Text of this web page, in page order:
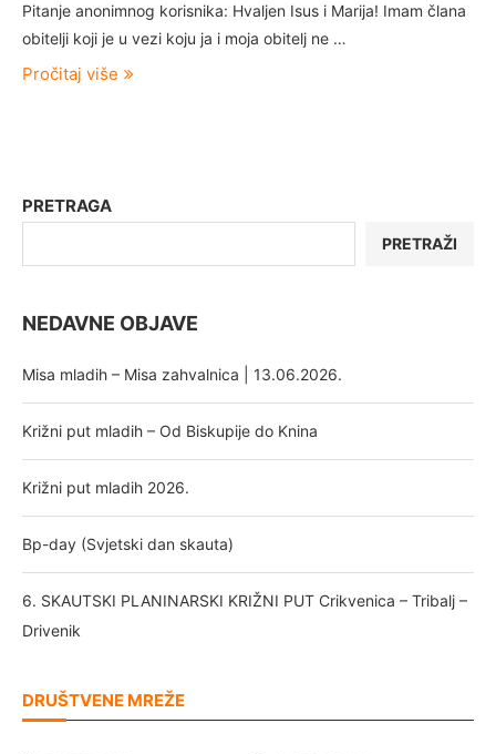
Pitanje anonimnog korisnika: Hvaljen Isus i Marija! Imam člana
obitelji koji je u vezi koju ja i moja obitelj ne …
Pročitaj više
PRETRAGA
PRETRAŽI
NEDAVNE OBJAVE
Misa mladih – Misa zahvalnica | 13.06.2026.
Križni put mladih – Od Biskupije do Knina
Križni put mladih 2026.
Bp-day (Svjetski dan skauta)
6. SKAUTSKI PLANINARSKI KRIŽNI PUT Crikvenica – Tribalj –
Drivenik
DRUŠTVENE MREŽE